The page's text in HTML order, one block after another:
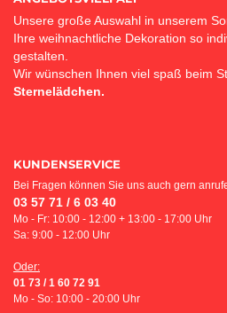
Unsere große Auswahl in unserem
Ihre weihnachtliche Dekoration so
gestalten.
Wir wünschen Ihnen viel spaß beim
Sternelädchen.
KUNDENSERVICE
Bei Fragen können Sie uns auch gern
03 57 71 / 6 03 40
Mo - Fr: 10:00 - 12:00 + 13:00 - 17:00 Uhr
Sa: 9:00 - 12:00 Uhr
Oder:
01 73 / 1 60 72 91
Mo - So: 10:00 - 20:00 Uhr